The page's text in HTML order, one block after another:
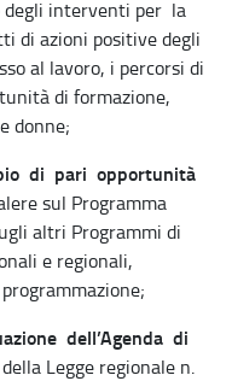
degli interventi per la
di azioni positive degli
al lavoro, i percorsi di
di formazione,
donne;
di pari opportunità
sul Programma
altri Programmi di
e regionali,
dell’Agenda di
Legge regionale n.